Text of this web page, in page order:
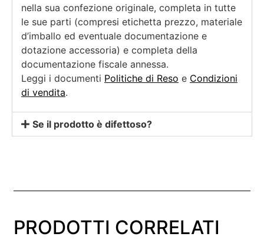
nella sua confezione originale, completa in tutte
le sue parti (compresi etichetta prezzo, materiale
d’imballo ed eventuale documentazione e
dotazione accessoria) e completa della
documentazione fiscale annessa.
Leggi i documenti Politiche di Reso e Condizioni
di vendita.
Se il prodotto è difettoso?
PRODOTTI CORRELATI